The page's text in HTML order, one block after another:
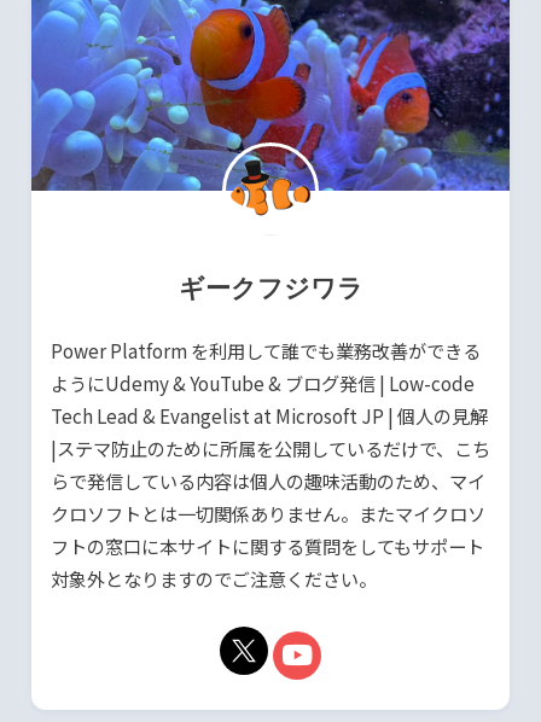
ギークフジワラ
Power Platform を利用して誰でも業務改善ができる
ようにUdemy & YouTube & ブログ発信 | Low-code
Tech Lead & Evangelist at Microsoft JP | 個人の見解
|ステマ防止のために所属を公開しているだけで、こち
らで発信している内容は個人の趣味活動のため、マイ
クロソフトとは一切関係ありません。またマイクロソ
フトの窓口に本サイトに関する質問をしてもサポート
対象外となりますのでご注意ください。